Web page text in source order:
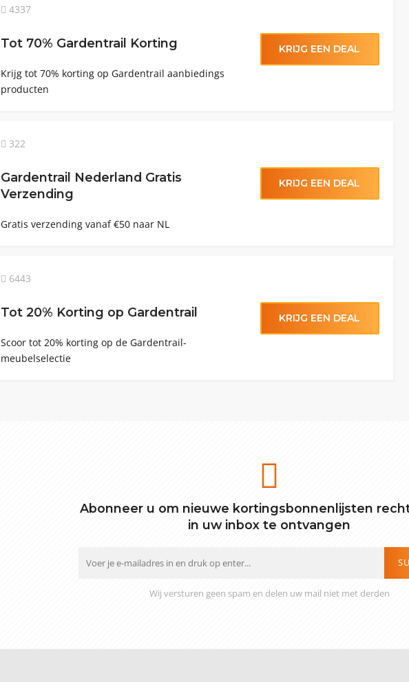
4337
Tot 70% Gardentrail Korting
Krijg tot 70% korting op Gardentrail aanbiedings
producten
KRIJG EEN DEAL
322
Gardentrail Nederland Gratis
Verzending
Gratis verzending vanaf €50 naar NL
KRIJG EEN DEAL
6443
Tot 20% Korting op Gardentrail
Scoor tot 20% korting op de Gardentrail-
meubelselectie
KRIJG EEN DEAL
Abonneer u om nieuwe kortingsbonnenlijsten
in uw inbox te ontvangen
Wij versturen geen spam en delen uw mail niet met derden